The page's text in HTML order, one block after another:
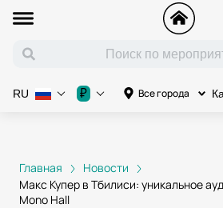
Все города
RU ₽
Главная
Новости
Макс Купер в Тбилиси: уникальное
Mono Hall